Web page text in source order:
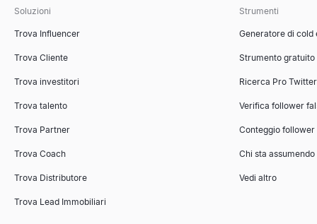
Soluzioni
Trova Influencer
Trova Cliente
Trova investitori
Trova talento
Trova Partner
Trova Coach
Trova Distributore
Trova Lead Immobiliari
Strumenti
Generatore di cold
Strumento
Ricerca Pro
Verifica follower
Conteggio follower
Chi sta assumendo
Vedi altro